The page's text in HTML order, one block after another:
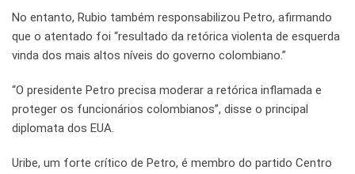
No entanto, Rubio também responsabilizou Petro, afirmando
que o atentado foi “resultado da retórica violenta de esquerda
vinda dos mais altos níveis do governo colombiano.”
“O presidente Petro precisa moderar a retórica inflamada e
proteger os funcionários colombianos”, disse o principal
diplomata dos EUA.
Uribe, um forte crítico de Petro, é membro do partido Centro